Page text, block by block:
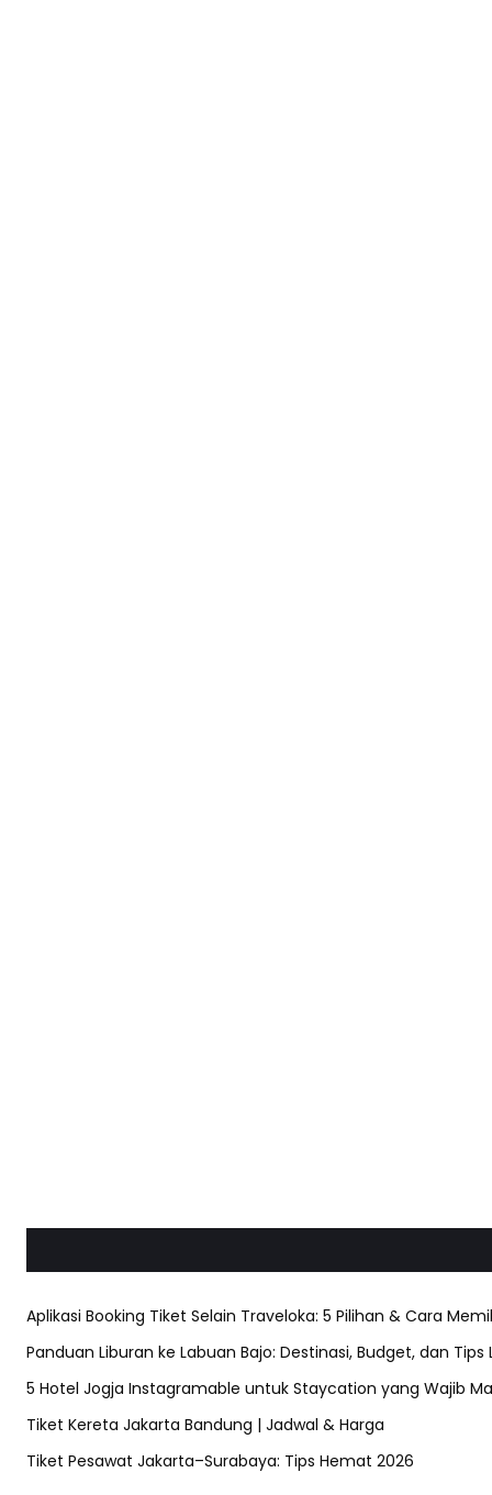
Aplikasi Booking Tiket Selain Traveloka: 5 Pilihan & Cara
Panduan Liburan ke Labuan Bajo: Destinasi, Budget, dan Tips
5 Hotel Jogja Instagramable untuk Staycation yang Wajib
Tiket Kereta Jakarta Bandung | Jadwal & Harga
Tiket Pesawat Jakarta–Surabaya: Tips Hemat 2026